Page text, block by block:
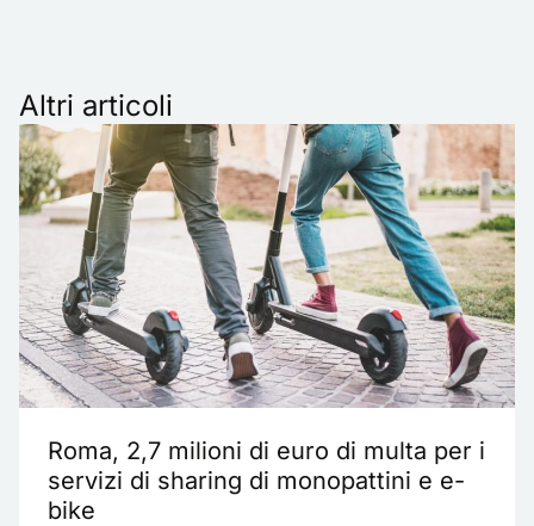
Altri articoli
Roma, 2,7 milioni di euro di multa per i
servizi di sharing di monopattini e e-
bike